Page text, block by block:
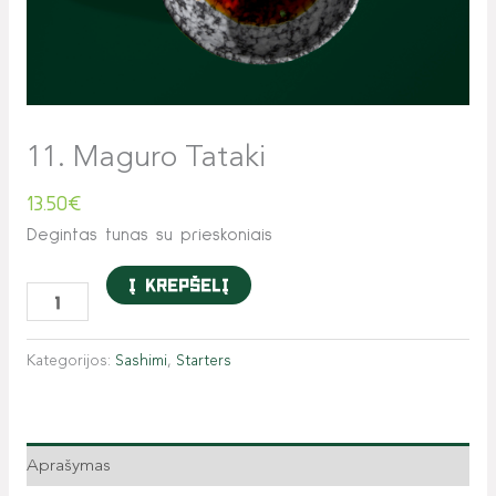
11. Maguro Tataki
13.50€
Degintas tunas su prieskoniais
Į krepšelį
Kategorijos: Sashimi, Starters
Aprašymas